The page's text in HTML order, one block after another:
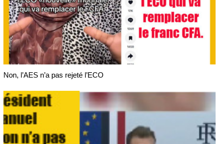
Non, l’AES n’a pas rejeté l’ECO